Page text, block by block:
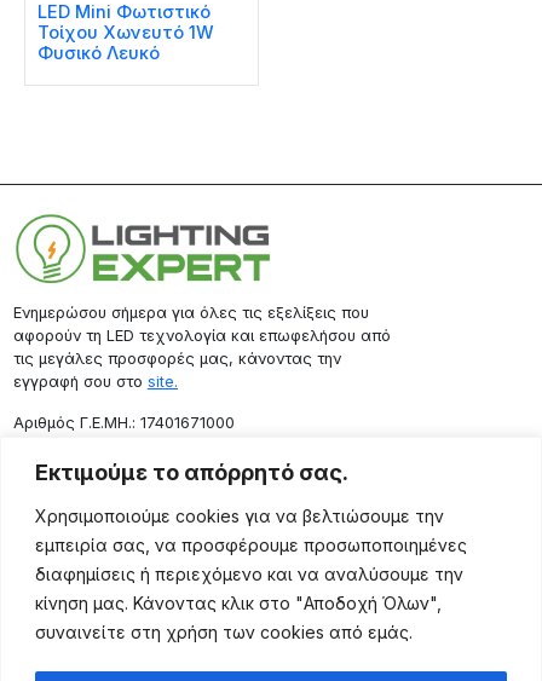
Εκτιμούμε το απόρρητό σας.
Χρησιμοποιούμε cookies για να βελτιώσουμε την
εμπειρία σας, να προσφέρουμε προσωποποιημένες
διαφημίσεις ή περιεχόμενο και να αναλύσουμε την
κίνηση μας. Κάνοντας κλικ στο "Αποδοχή Όλων",
συναινείτε στη χρήση των cookies από εμάς.
LED Mini Φωτιστικό
Τοίχου Χωνευτό 1W
Φυσικό Λευκό
Ενημερώσου σήμερα για όλες τις εξελίξεις που
αφορούν τη LED τεχνολογία και επωφελήσου από
τις μεγάλες προσφορές μας, κάνοντας την
εγγραφή σου στο site.
Aριθμός Γ.Ε.ΜΗ.: 17401671000
Επικοινωνία
Ρόδου 133, Αθήνα 10443
(+30) 211 725 5427
sales@lightingexpert.gr
Χρήσιμες Σελίδες